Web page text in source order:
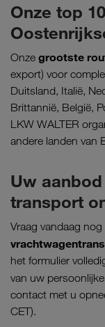
Onze top
Onze grootste
export) voor
Duitsland, Italië,
Brittannië, België,
LKW WALTER
andere landen van
Uw
transport
Vraag vandaag nog
het formulier
van uw
contact met u
CET).